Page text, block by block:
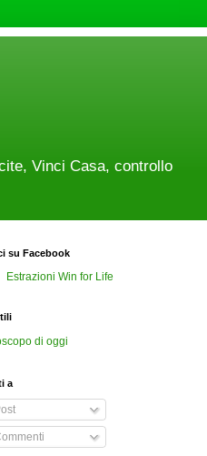
Vinci Casa, controllo
su Facebook
Estrazioni Win for Life
di oggi
a